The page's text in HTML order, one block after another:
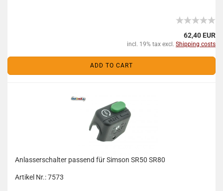
62,40 EUR
incl. 19% tax excl. Shipping costs
ADD TO CART
Anlasserschalter passend für Simson SR50 SR80
Artikel Nr.: 7573